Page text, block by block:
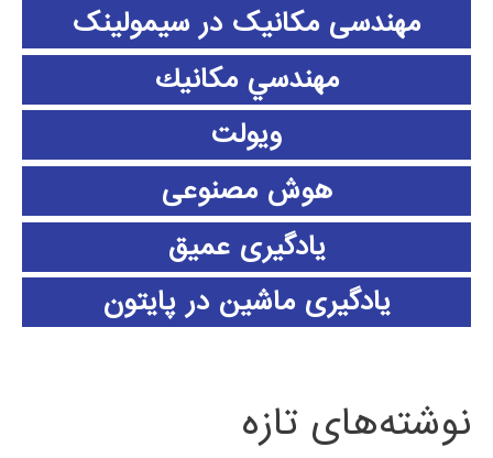
مهندسی مکانیک در سیمولینک
مهندسي مكانيك
ویولت
هوش مصنوعی
یادگیری عمیق
یادگیری ماشین در پایتون
نوشته‌های تازه